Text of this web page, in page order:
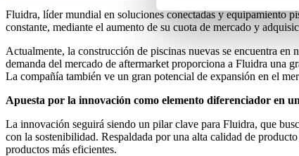
Fluidra, líder mundial en soluciones conectadas y equipamiento
constante, mediante el aumento de su cuota de mercado y
Actualmente, la construcción de piscinas nuevas se encuentra
demanda del mercado de aftermarket proporciona a Fluidra una
La compañía también ve un gran potencial de expansión en el
Apuesta por la innovación como elemento diferenciador en
La innovación seguirá siendo un pilar clave para Fluidra, que
con la sostenibilidad. Respaldada por una alta calidad de
productos más eficientes.